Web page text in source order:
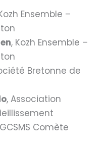
Ensemble –
, Kozh Ensemble –
Bretonne de
, Association
Comète